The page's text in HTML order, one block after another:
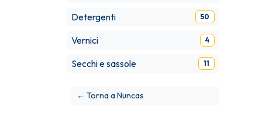
Detergenti 50
Vernici 4
Secchi e sassole 11
← Torna a Nuncas